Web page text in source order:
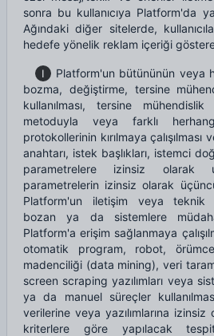
sonra bu kullanıcıya Platform'da
Ağındaki diğer sitelerde,
hedefe yönelik reklam içeriği
I
Platform'un bütününün veya
bozma, değiştirme, tersine
kullanılması, tersine
metoduyla veya farklı
protokollerinin kırılmaya çalışılması
anahtarı, istek başlıkları, istemci
parametrelere izinsiz olarak
parametrelerin izinsiz olarak
Platform'un iletişim veya teknik
bozan ya da sistemlere
Platform'a erişim sağlanmaya
otomatik program, robot,
madenciliği (data mining), veri
screen scraping yazılımları veya
ya da manuel süreçler
verilerine veya yazılımlarına izinsiz
kriterlere göre yapılacak